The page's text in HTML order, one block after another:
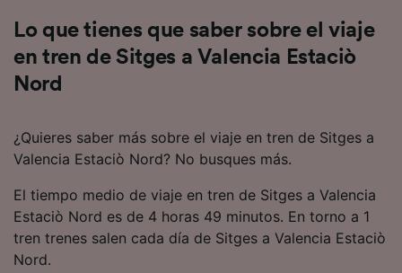
Lo que tienes que saber sobre el viaje
en tren de Sitges a Valencia Estaciò
Nord
¿Quieres saber más sobre el viaje en tren de Sitges a
Valencia Estaciò Nord? No busques más.
El tiempo medio de viaje en tren de Sitges a Valencia
Estaciò Nord es de 4 horas 49 minutos. En torno a 1
tren trenes salen cada día de Sitges a Valencia Estaciò
Nord.
dispositivo y/o acceder a ella. Publicidad y
contenido personalizados, medición de
publicidad y contenido, investigación de
audiencia y desarrollo de servicios.